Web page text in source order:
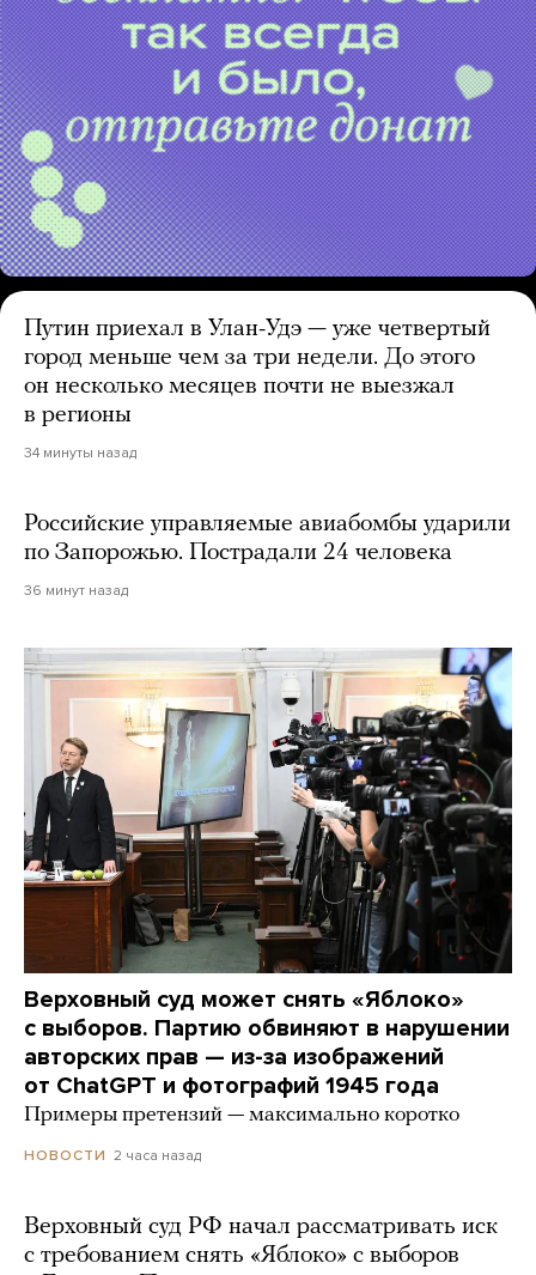
Путин приехал в Улан-Удэ — уже четвертый
город меньше чем за три недели. До этого
он несколько месяцев почти не выезжал
в регионы
34 минуты назад
Российские управляемые авиабомбы ударили
по Запорожью. Пострадали 24 человека
36 минут назад
Верховный суд может снять «Яблоко»
с выборов. Партию обвиняют в нарушении
авторских прав — из-за изображений
от ChatGPT и фотографий 1945 года
Примеры претензий — максимально коротко
НОВОСТИ 2 часа назад
Верховный суд РФ начал рассматривать иск
с требованием снять «Яблоко» с выборов